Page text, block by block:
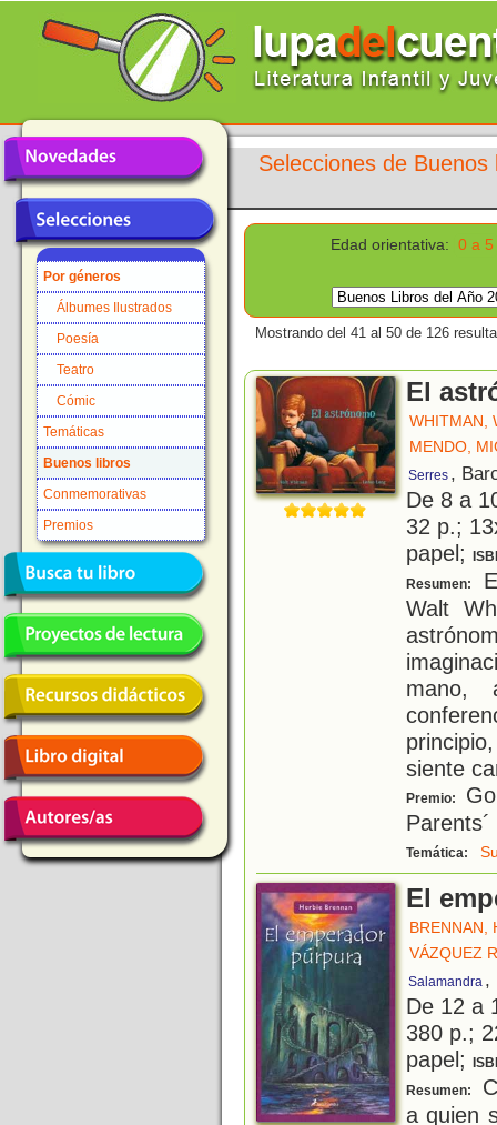
Por géneros
Álbumes Ilustrados
Poesía
Teatro
Cómic
Temáticas
Buenos libros
Conmemorativas
Premios
Selecciones de Buenos
Edad orientativa: 0 a 5
Mostrando del 41 al 50 de 126
El
WHITMAN,
MENDO,
Serres ,
De 8 a
32 p.;
papel;
Resumen:
Walt
mano,
siente
Premio:
Temática:
El
BRENNAN,
VÁZQUEZ
Salamandra ,
De 12 a
380 p.;
papel;
Resumen:
a quien